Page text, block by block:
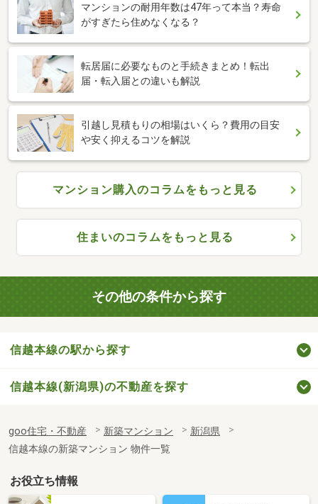
マンションの耐用年数は47年って本当？寿命
がすぎたら住めなくなる？
転居届に必要なものと手続きまとめ！転出
届・転入届との違いも解説
引越し見積もりの相場はいくら？費用の目安
や安く抑えるコツを解説
マンション購入のコラムをもっと見る
住まいのコラムをもっと見る
その他の条件から探す
信越本線の駅から探す
信越本線(新潟県)の不動産を探す
goo住宅・不動産 新築マンション
新潟県
信越本線の新築マンション 物件一覧
お役立ち情報